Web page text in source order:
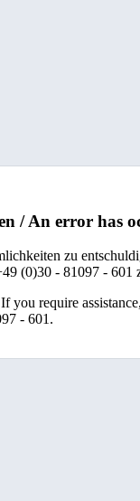
/ An error has
zu
(0)30 - 81097 - 601
you require
- 601.